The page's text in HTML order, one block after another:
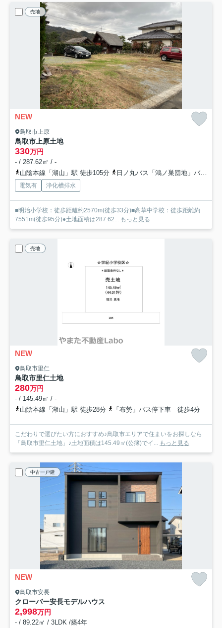
売地
NEW
鳥取市上原
鳥取市上原土地
330万円
- / 287.62㎡ / -
山陰本線「湖山」駅 徒歩105分
日ノ丸バス「鴻ノ巣団地」バス停下車 徒歩2分
電気有 浄化槽排水
■明治小学校：徒歩距離約2570m(徒歩33分)■高草中学校：徒歩距離約
7551m(徒歩95分)●土地面積は287.62... もっと見る
売地
NEW
鳥取市里仁
鳥取市里仁土地
280万円
- / 145.49㎡ / -
山陰本線「湖山」駅 徒歩28分
「布勢」バス停下車 徒歩4分
こだわりで選びたい方におすすめ♪鳥取市エリアで住まいをお探しなら
「鳥取市里仁土地」♪土地面積は145.49㎡(公簿)でイ... もっと見る
中古一戸建
NEW
鳥取市安長
クローバー安長モデルハウス
2,998万円
- / 89.22㎡ / 3LDK /築4年